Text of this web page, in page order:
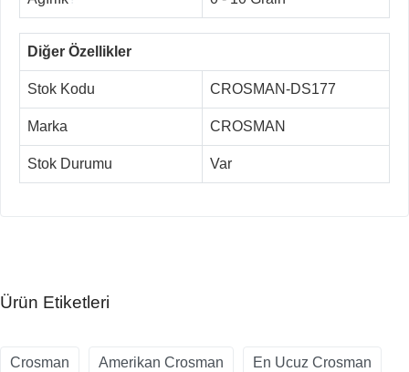
Diğer Özellikler
Stok Kodu CROSMAN-DS177
Marka CROSMAN
Stok Durumu Var
Ürün Etiketleri
Crosman Amerikan Crosman En Ucuz Crosman